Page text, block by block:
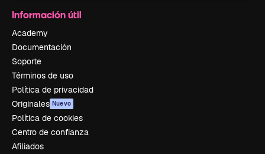
Información útil
Academy
Documentación
Soporte
Términos de uso
Política de privacidad
Originales Nuevo
Política de cookies
Centro de confianza
Afiliados